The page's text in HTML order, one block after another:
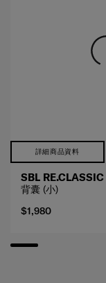
SBL RE.CLASSIC
背囊 (小)
$1,980